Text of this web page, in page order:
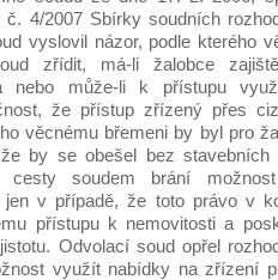
č. 4/2007 Sbírky soudních
vyslovil názor, podle kterého
zřídit, má-li žalobce
nebo může-li k přístupu
že přístup zřízený přes
věcnému břemeni by byl pro
by se obešel bez stavebních
cesty soudem brání
jen v případě, že toto právo v
přístupu k nemovitosti a
Odvolací soud opřel
využít nabídky na zřízení